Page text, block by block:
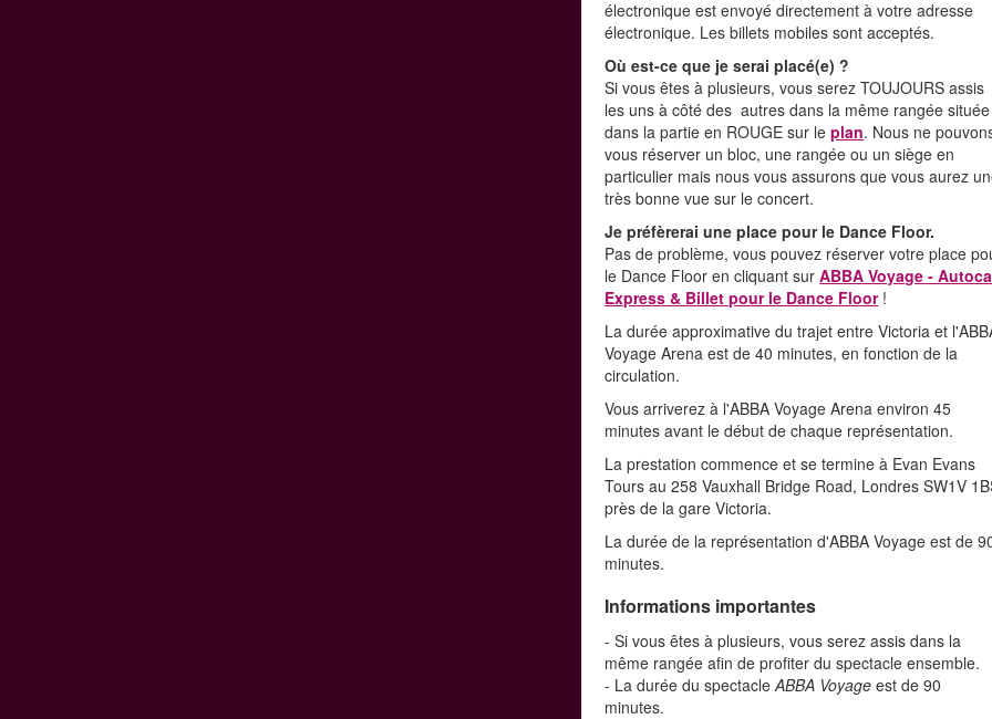
électronique est envoyé directement à votre adresse
électronique. Les billets mobiles sont acceptés.
Où est-ce que je serai placé(e) ?
Si vous êtes à plusieurs, vous serez TOUJOURS assis
les uns à côté des autres dans la même rangée située
dans la partie en ROUGE sur leplan. Nous ne
vous réserver un bloc, une rangée ou un siège en
particulier mais nous vous assurons que vous aurez
très bonne vue sur le concert.
Je préfèrerai une place pour le Dance Floor.
Pas de problème, vous pouvez réserver votre place
le Dance Floor en cliquant surABBA Voyage -
Express & Billet pour le Dance Floor !
La durée approximative du trajet entre Victoria et
Voyage Arena est de 40 minutes, en fonction de la
circulation.
Vous arriverez à l'ABBA Voyage Arena environ 45
minutes avant le début de chaque représentation.
La prestation commence et se termine à Evan Evans
Tours au 258 Vauxhall Bridge Road, Londres SW1V
près de la gare Victoria.
La durée de la représentation d'ABBA Voyage est de
minutes.
Informations importantes
- Si vous êtes à plusieurs, vous serez assis dans la
même rangée afin de profiter du spectacle ensemble.
- La durée du spectacleABBA Voyage est de 90
minutes.